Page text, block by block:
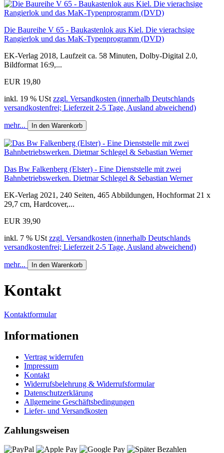
Die Baureihe V 65 - Baukastenlok aus Kiel. Die vierachsige
Rangierlok und das MaK-Typenprogramm (DVD)
EK-Verlag 2018, Laufzeit ca. 58 Minuten, Dolby-Digital 2.0,
Bildformat 16:9,...
EUR 19,80
inkl. 19 % USt zzgl. Versandkosten (innerhalb Deutschlands
versandkostenfrei; Lieferzeit 2-5 Tage, Ausland abweichend)
mehr... In den Warenkorb
Das Bw Falkenberg (Elster) - Eine Dienststelle mit zwei
Bahnbetriebswerken. Dietmar Schlegel & Sebastian Werner
EK-Verlag 2021, 240 Seiten, 465 Abbildungen, Hochformat 21 x
29,7 cm, Hardcover,...
EUR 39,90
inkl. 7 % USt zzgl. Versandkosten (innerhalb Deutschlands
versandkostenfrei; Lieferzeit 2-5 Tage, Ausland abweichend)
mehr... In den Warenkorb
Kontakt
Kontaktformular
Informationen
Vertrag widerrufen
Impressum
Kontakt
Widerrufsbelehrung & Widerrufsformular
Datenschutzerklärung
Allgemeine Geschäftsbedingungen
Liefer- und Versandkosten
Zahlungsweisen